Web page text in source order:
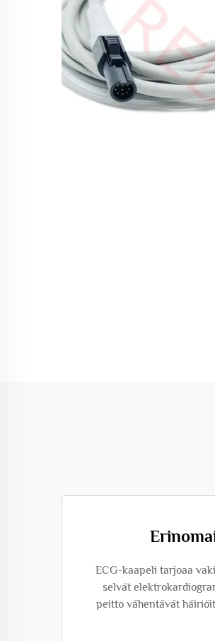
ECG-kaapeli tarjoaa
selvät
peitto vähentävät